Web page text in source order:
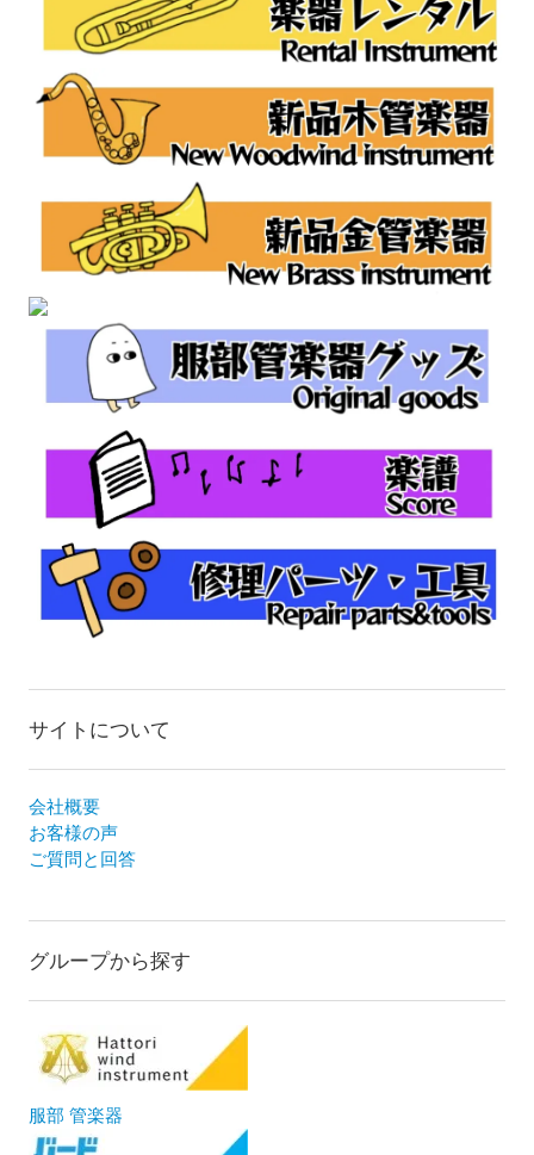
サイトについて
会社概要
お客様の声
ご質問と回答
グループから探す
服部 管楽器